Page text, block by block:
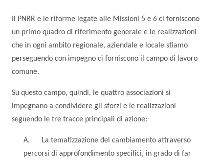
Il PNRR e le riforme legate alle Missioni 5 e 6 ci forniscono
un primo quadro di riferimento generale e le realizzazioni
che in ogni ambito regionale, aziendale e locale stiamo
perseguendo con impegno ci forniscono il campo di lavoro
comune.
Su questo campo, quindi, le quattro associazioni si
impegnano a condividere gli sforzi e le realizzazioni
seguendo le tre tracce principali di azione:
A. La tematizzazione del cambiamento attraverso
percorsi di approfondimento specifici, in grado di far